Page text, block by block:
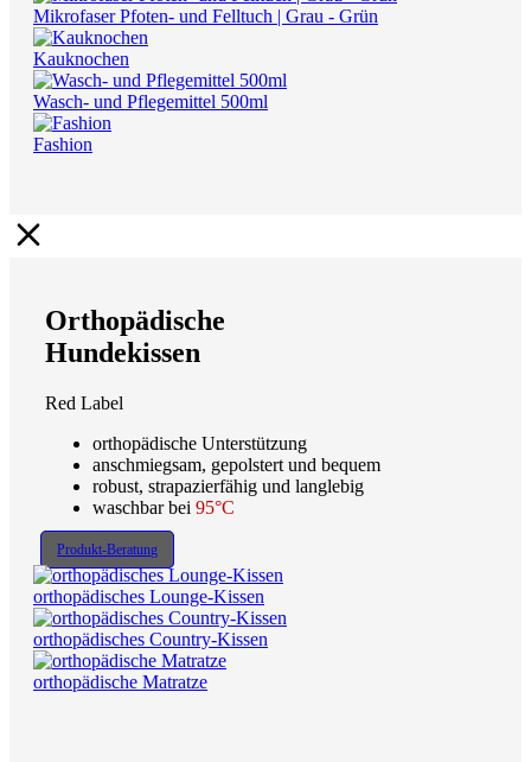
Mikrofaser Pfoten- und Felltuch | Grau - Grün
Kauknochen
Wasch- und Pflegemittel 500ml
Fashion
Orthopädische
Hundekissen
Red Label
orthopädische Unterstützung
anschmiegsam, gepolstert und bequem
robust, strapazierfähig und langlebig
waschbar bei 95°C
Produkt-Beratung
orthopädisches Lounge-Kissen
orthopädisches Country-Kissen
orthopädische Matratze